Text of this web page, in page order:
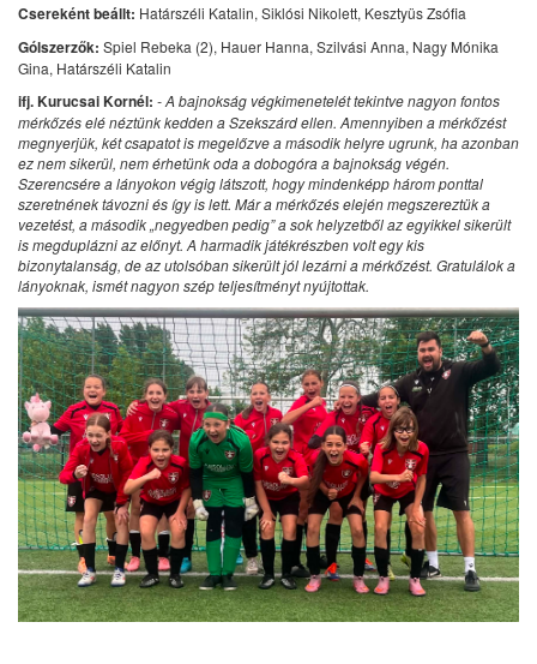
Csereként beállt: Határszéli Katalin, Siklósi Nikolett, Kesztyüs Zsófia
Gólszerzők: Spiel Rebeka (2), Hauer Hanna, Szilvási Anna, Nagy Mónika
Gina, Határszéli Katalin
ifj. Kurucsai Kornél: - A bajnokság végkimenetelét tekintve nagyon fontos
mérkőzés elé néztünk kedden a Szekszárd ellen. Amennyiben a mérkőzést
megnyerjük, két csapatot is megelőzve a második helyre ugrunk, ha azonban
ez nem sikerül, nem érhetünk oda a dobogóra a bajnokság végén.
Szerencsére a lányokon végig látszott, hogy mindenképp három ponttal
szeretnének távozni és így is lett. Már a mérkőzés elején megszereztük a
vezetést, a második „negyedben pedig” a sok helyzetből az egyikkel sikerült
is megduplázni az előnyt. A harmadik játékrészben volt egy kis
bizonytalanság, de az utolsóban sikerült jól lezárni a mérkőzést. Gratulálok a
lányoknak, ismét nagyon szép teljesítményt nyújtottak.